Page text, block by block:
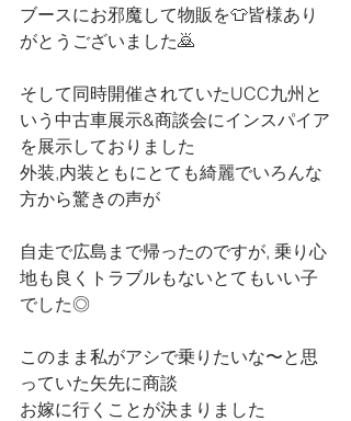
ブースにお邪魔して物販を👕皆様あり
がとうございました🙇
そして同時開催されていたUCC九州と
いう中古車展示&商談会にインスパイア
を展示しておりました
外装,内装ともにとても綺麗でいろんな
方から驚きの声が
自走で広島まで帰ったのですが, 乗り心
地も良くトラブルもないとてもいい子
でした◎
このまま私がアシで乗りたいな〜と思
っていた矢先に商談
お嫁に行くことが決まりました